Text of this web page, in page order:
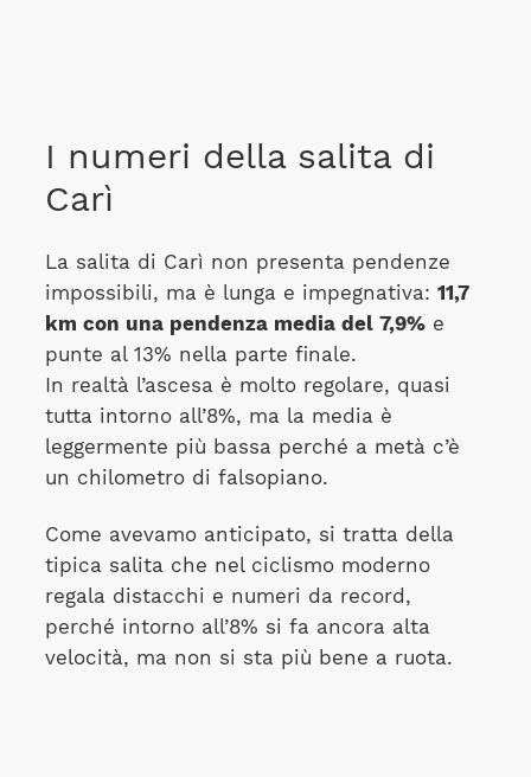
I numeri della salita di
Carì
La salita di Carì non presenta pendenze
impossibili, ma è lunga e impegnativa: 11,7
km con una pendenza media del 7,9%e
punte al 13% nella parte finale.
In realtà l’ascesa è molto regolare, quasi
tutta intorno all’8%, ma la media è
leggermente più bassa perché a metà c’è
un chilometro di falsopiano.
Come avevamo anticipato, si tratta della
tipica salita che nel ciclismo moderno
regala distacchi e numeri da record,
perché intorno all’8% si fa ancora alta
velocità, ma non si sta più bene a ruota.